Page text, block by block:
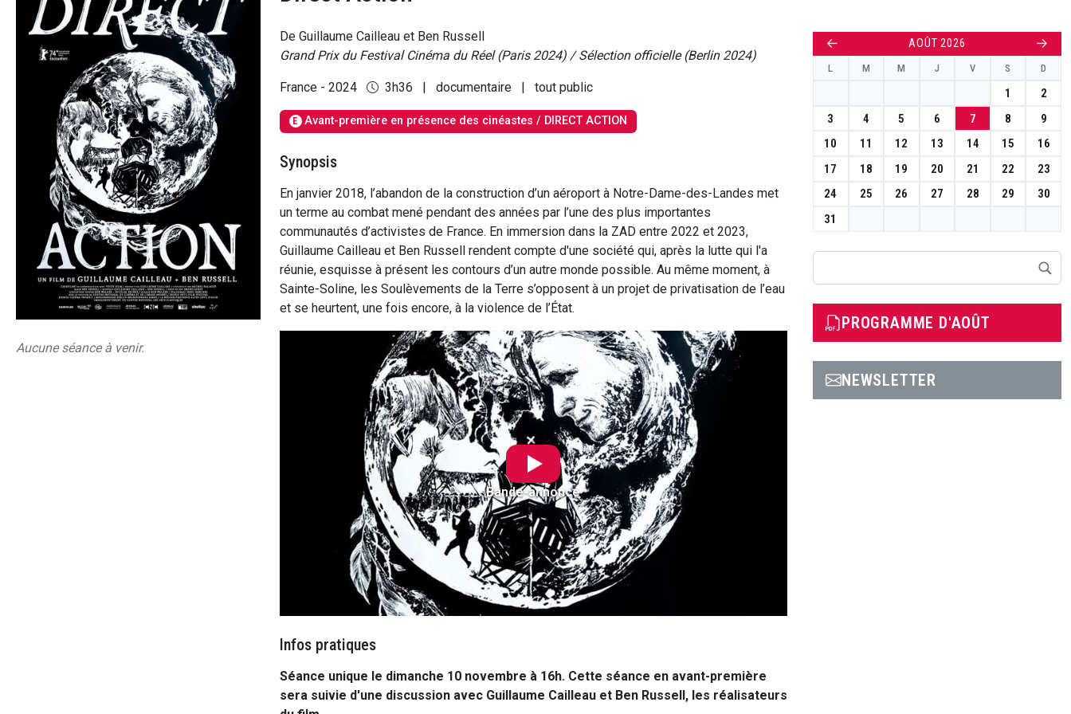
Aucune séance à venir.
De Guillaume Cailleau et Ben Russell
Grand Prix du Festival Cinéma du Réel (Paris 2024) / Sélection officielle (Berlin 2024)
France - 2024 3h36 | documentaire | tout public
E Avant-première en présence des cinéastes / DIRECT ACTION
Synopsis
En janvier 2018, l’abandon de la construction d’un aéroport à Notre-Dame-des-Landes met
un terme au combat mené pendant des années par l’une des plus importantes
communautés d’activistes de France. En immersion dans la ZAD entre 2022 et 2023,
Guillaume Cailleau et Ben Russell rendent compte d'une société qui, après la lutte qui l'a
réunie, esquisse à présent les contours d’un autre monde possible. Au même moment, à
Sainte-Soline, les Soulèvements de la Terre s’opposent à un projet de privatisation de l’eau
et se heurtent, une fois encore, à la violence de l’État.
Bande-annonce
Infos pratiques
Séance unique le dimanche 10 novembre à 16h. Cette séance en avant-première
sera suivie d'une discussion avec Guillaume Cailleau et Ben Russell, les réalisateurs
← AOÛT 2026 →
L M M J V S D
1
2
3
4 5 6 7 8
9
10
11 12 13 14 15
16
17
18 19 20 21 22
23
24
25 26 27 28 29
30
31
PROGRAMME D'AOÛT
NEWSLETTER